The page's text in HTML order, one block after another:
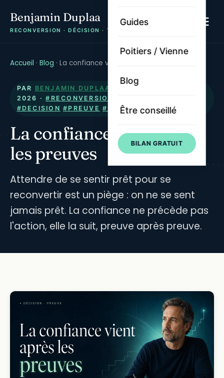
Benjamin Duplaa
RECONVERSION · DÉCISION · TRAJECTOIRE
Guides
Poitiers / Vienne
Blog
Être conseillé
BILAN GRATUIT
Accueil · Blog · La confiance vient après les preuves
PAR BENJAMIN DUPLAA · PUBLIÉ LE
2026 ·#RECONVERSION
#DECISION #PREUVE #2026
La confiance vient après
les preuves
Attendre de se sentir prêt pour se
reconvertir est un piège : on ne se sent
jamais prêt. La confiance ne précède pas
l'action, elle la suit, preuve après preuve.